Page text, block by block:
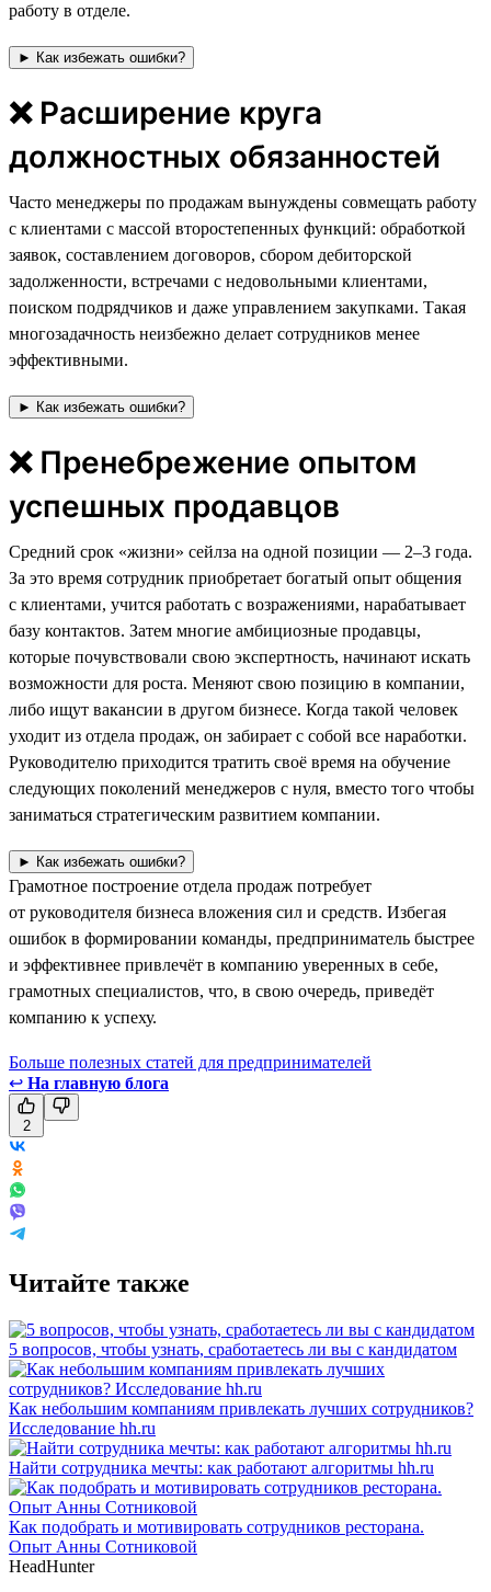
работу в отделе.
► Как избежать ошибки?
❌ Расширение круга
должностных обязанностей
Часто менеджеры по продажам вынуждены совмещать работу
с клиентами с массой второстепенных функций: обработкой
заявок, составлением договоров, сбором дебиторской
задолженности, встречами с недовольными клиентами,
поиском подрядчиков и даже управлением закупками. Такая
многозадачность неизбежно делает сотрудников менее
эффективными.
► Как избежать ошибки?
❌ Пренебрежение опытом
успешных продавцов
Средний срок «жизни» сейлза на одной позиции — 2–3 года.
За это время сотрудник приобретает богатый опыт общения
с клиентами, учится работать с возражениями, нарабатывает
базу контактов. Затем многие амбициозные продавцы,
которые почувствовали свою экспертность, начинают искать
возможности для роста. Меняют свою позицию в компании,
либо ищут вакансии в другом бизнесе. Когда такой человек
уходит из отдела продаж, он забирает с собой все наработки.
Руководителю приходится тратить своё время на обучение
следующих поколений менеджеров с нуля, вместо того чтобы
заниматься стратегическим развитием компании.
► Как избежать ошибки?
Грамотное построение отдела продаж потребует
от руководителя бизнеса вложения сил и средств. Избегая
ошибок в формировании команды, предприниматель быстрее
и эффективнее привлечёт в компанию уверенных в себе,
грамотных специалистов, что, в свою очередь, приведёт
компанию к успеху.
Больше полезных статей для предпринимателей
↩ На главную блога
2
Читайте также
5 вопросов, чтобы узнать, сработаетесь ли вы с кандидатом
Как небольшим компаниям привлекать лучших сотрудников?
Исследование hh.ru
Найти сотрудника мечты: как работают алгоритмы hh.ru
Как подобрать и мотивировать сотрудников ресторана.
Опыт Анны Сотниковой
HeadHunter